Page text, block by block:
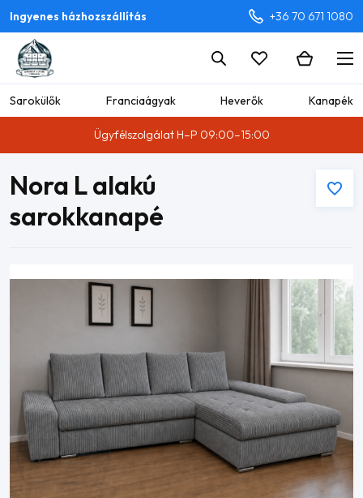
Ingyenes házhozszállítás +36 70 671 1080
Sarokülők Franciaágyak Heverők Kanapék
Ügyfélszolgálat H–P 09:00–15:00
Nora L alakú
sarokkanapé